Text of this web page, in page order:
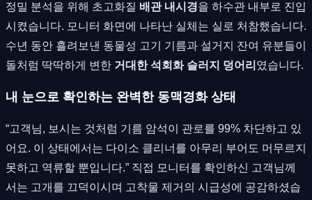
정밀 분석을 위해 초고화질 배관 내시경을 하수관 내부로 진입
시켰습니다. 모니터 화면에 나타난 실체는 실로 처참했습니다.
수년 동안 흘려보낸 동물성 고기 기름과 설거지 잔여 유분들이
돌처럼 딱딱하게 변한 거대한 석회화 슬러지 덩어리 였습니다.
내 눈으로 확인하는 완벽한 동맥경화 상태
“고객님, 보시는 것처럼 기름 암석이 관로를 99% 차단하고 있
어요. 이 상태에서는 다이소 클리너를 아무리 부어도 머무르지
못하고 역류할 뿐입니다.” 직접 모니터를 확인하신 고객님께
서는 고개를 끄덕이시며 고착물 제거의 시급성에 공감하셨습